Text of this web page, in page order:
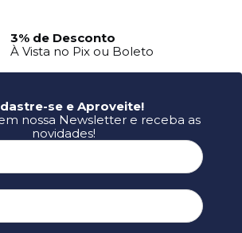
3% de Desconto
À Vista no Pix ou Boleto
Parcele em até 10X
No Cartão de Crédito
se e Aproveite!
nossa Newsletter e receba as
novidades!